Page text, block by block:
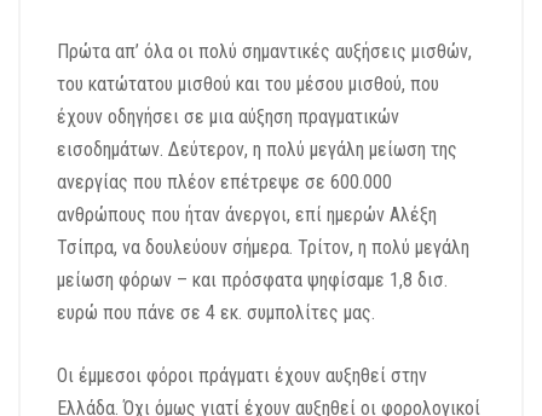
Πρώτα απ’ όλα οι πολύ σημαντικές αυξήσεις μισθών,
του κατώτατου μισθού και του μέσου μισθού, που
έχουν οδηγήσει σε μια αύξηση πραγματικών
εισοδημάτων. Δεύτερον, η πολύ μεγάλη μείωση της
ανεργίας που πλέον επέτρεψε σε 600.000
ανθρώπους που ήταν άνεργοι, επί ημερών Αλέξη
Τσίπρα, να δουλεύουν σήμερα. Τρίτον, η πολύ μεγάλη
μείωση φόρων – και πρόσφατα ψηφίσαμε 1,8 δισ.
ευρώ που πάνε σε 4 εκ. συμπολίτες μας.
Οι έμμεσοι φόροι πράγματι έχουν αυξηθεί στην
Ελλάδα. Όχι όμως γιατί έχουν αυξηθεί οι φορολογικοί